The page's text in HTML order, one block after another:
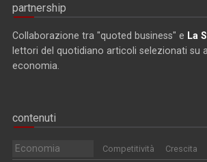
partnership
Collaborazione tra "quoted business" e La
lettori del quotidiano articoli selezionati su
economia.
contenuti
Economia Competitività Crescita